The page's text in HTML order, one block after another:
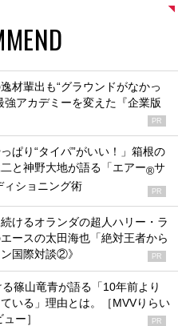
材輩出も“グラウンドがなかっ
アカデミーを変えた『企業版
PR
ぱり“タイパ”がいい！」箱根の
と神野大地が語る「エアー®サ
ィショニング術 PR
けるオランダの超人ハリー・ラ
ースの太田海也「絶対王者から
国際対談②》
PR
篠山竜青が語る「10年前より
いる」理由とは。［MVVりらい
ー］
PR